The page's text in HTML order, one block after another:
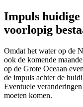
Impuls
voorlopig
Omdat het water op de
ook de komende
op de Grote Oceaan
de impuls achter de
Eventuele
moeten komen.